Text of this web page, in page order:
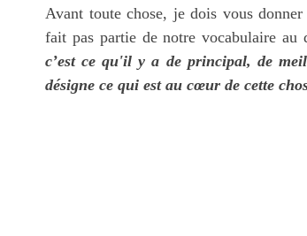
NOTRE VERITABLE IDENTITE EN CHRIST
Avant toute chose, je dois vous
fait pas partie de notre vocabulaire au
c’est ce qu'il y a de principal, de
désigne ce qui est au cœur de cette